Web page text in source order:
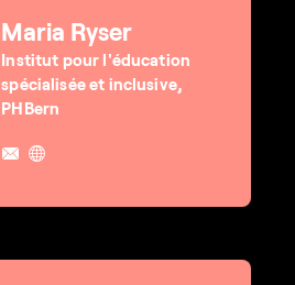
Maria Ryser
Institut pour l'éducation
spécialisée et inclusive,
PHBern